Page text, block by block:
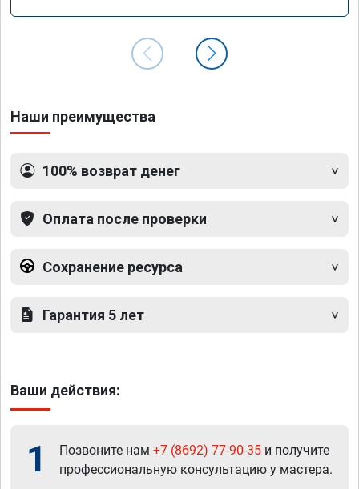
Наши преимущества
100% возврат денег
Оплата после проверки
Сохранение ресурса
Гарантия 5 лет
Ваши действия:
1 Позвоните нам +7 (8692) 77-90-35 и получите
профессиональную консультацию у мастера.